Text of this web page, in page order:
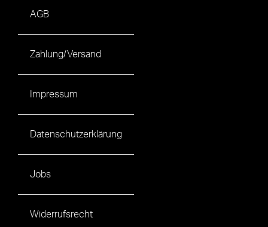
AGB
Zahlung/Versand
Impressum
Datenschutzerklärung
Jobs
Widerrufsrecht